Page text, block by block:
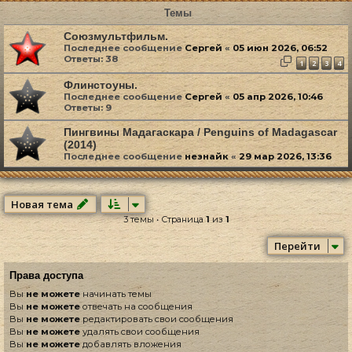
Темы
Союзмультфильм.
Последнее сообщениеСергей« 05 июн 2026, 06:52
Ответы:38 1 2 3 4
Флинстоуны.
Последнее сообщениеСергей« 05 апр 2026, 10:46
Ответы:9
Пингвины Мадагаскара / Penguins of Madagascar
(2014)
Последнее сообщениенезнайк «29 мар 2026, 13:36
Новая тема
3 темы • Страница1из1
Перейти
Права доступа
Выне можете начинать темы
Вы не можетеотвечать на сообщения
Вы не можете редактировать свои сообщения
Выне можете удалять свои сообщения
Выне можетедобавлять вложения